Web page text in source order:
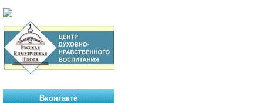
Вконтакте